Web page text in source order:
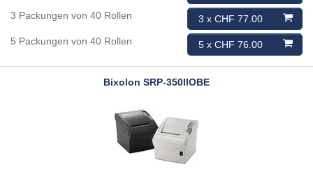
3 x CHF 77.00
3 Packungen von 40 Rollen
5 x CHF 76.00
5 Packungen von 40 Rollen
Bixolon SRP-350IIOBE